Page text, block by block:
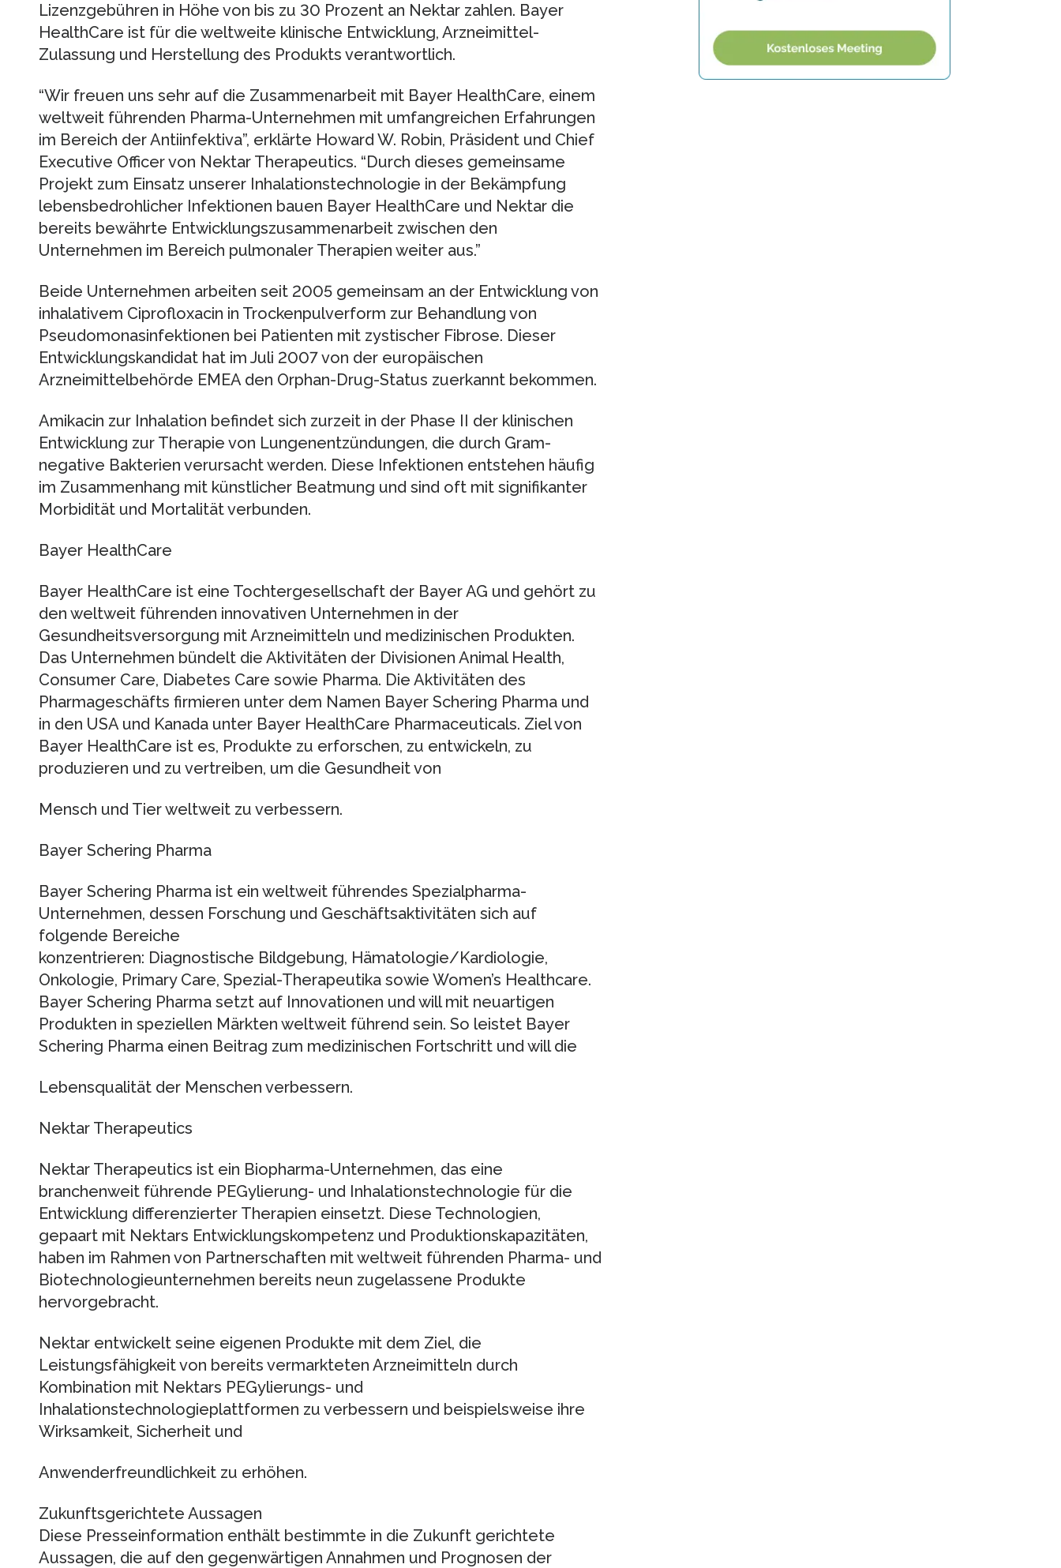
Lizenzgebühren in Höhe von bis zu 30 Prozent an Nektar zahlen. Bayer
HealthCare ist für die weltweite klinische Entwicklung, Arzneimittel-
Zulassung und Herstellung des Produkts verantwortlich.
“Wir freuen uns sehr auf die Zusammenarbeit mit Bayer HealthCare, einem
weltweit führenden Pharma-Unternehmen mit umfangreichen Erfahrungen
im Bereich der Antiinfektiva”, erklärte Howard W. Robin, Präsident und Chief
Executive Officer von Nektar Therapeutics. “Durch dieses gemeinsame
Projekt zum Einsatz unserer Inhalationstechnologie in der Bekämpfung
lebensbedrohlicher Infektionen bauen Bayer HealthCare und Nektar die
bereits bewährte Entwicklungszusammenarbeit zwischen den
Unternehmen im Bereich pulmonaler Therapien weiter aus.”
Beide Unternehmen arbeiten seit 2005 gemeinsam an der Entwicklung von
inhalativem Ciprofloxacin in Trockenpulverform zur Behandlung von
Pseudomonasinfektionen bei Patienten mit zystischer Fibrose. Dieser
Entwicklungskandidat hat im Juli 2007 von der europäischen
Arzneimittelbehörde EMEA den Orphan-Drug-Status zuerkannt bekommen.
Amikacin zur Inhalation befindet sich zurzeit in der Phase II der klinischen
Entwicklung zur Therapie von Lungenentzündungen, die durch Gram-
negative Bakterien verursacht werden. Diese Infektionen entstehen häufig
im Zusammenhang mit künstlicher Beatmung und sind oft mit signifikanter
Morbidität und Mortalität verbunden.
Bayer HealthCare
Bayer HealthCare ist eine Tochtergesellschaft der Bayer AG und gehört zu
den weltweit führenden innovativen Unternehmen in der
Gesundheitsversorgung mit Arzneimitteln und medizinischen Produkten.
Das Unternehmen bündelt die Aktivitäten der Divisionen Animal Health,
Consumer Care, Diabetes Care sowie Pharma. Die Aktivitäten des
Pharmageschäfts firmieren unter dem Namen Bayer Schering Pharma und
in den USA und Kanada unter Bayer HealthCare Pharmaceuticals. Ziel von
Bayer HealthCare ist es, Produkte zu erforschen, zu entwickeln, zu
produzieren und zu vertreiben, um die Gesundheit von
Mensch und Tier weltweit zu verbessern.
Bayer Schering Pharma
Bayer Schering Pharma ist ein weltweit führendes Spezialpharma-
Unternehmen, dessen Forschung und Geschäftsaktivitäten sich auf
folgende Bereiche
konzentrieren: Diagnostische Bildgebung, Hämatologie/Kardiologie,
Onkologie, Primary Care, Spezial-Therapeutika sowie Women’s Healthcare.
Bayer Schering Pharma setzt auf Innovationen und will mit neuartigen
Produkten in speziellen Märkten weltweit führend sein. So leistet Bayer
Schering Pharma einen Beitrag zum medizinischen Fortschritt und will die
Lebensqualität der Menschen verbessern.
Nektar Therapeutics
Nektar Therapeutics ist ein Biopharma-Unternehmen, das eine
branchenweit führende PEGylierung- und Inhalationstechnologie für die
Entwicklung differenzierter Therapien einsetzt. Diese Technologien,
gepaart mit Nektars Entwicklungskompetenz und Produktionskapazitäten,
haben im Rahmen von Partnerschaften mit weltweit führenden Pharma- und
Biotechnologieunternehmen bereits neun zugelassene Produkte
hervorgebracht.
Nektar entwickelt seine eigenen Produkte mit dem Ziel, die
Leistungsfähigkeit von bereits vermarkteten Arzneimitteln durch
Kombination mit Nektars PEGylierungs- und
Inhalationstechnologieplattformen zu verbessern und beispielsweise ihre
Wirksamkeit, Sicherheit und
Anwenderfreundlichkeit zu erhöhen.
Zukunftsgerichtete Aussagen
Diese Presseinformation enthält bestimmte in die Zukunft gerichtete
Aussagen, die auf den gegenwärtigen Annahmen und Prognosen der